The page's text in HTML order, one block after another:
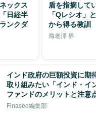
ックス
日経半
ンクダ
盾を指摘して
「Qレシオ」
から得る教訓
海老澤 界
インド政府の巨額投資に期
取り組みたい「インド・イ
ファンドのメリットと注意
Finasee編集部